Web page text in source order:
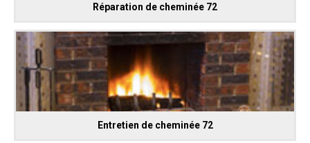
Réparation de cheminée 72
Entretien de cheminée 72